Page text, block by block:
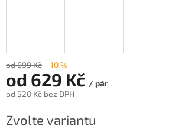
od 699 Kč –10 %
od 629 Kč / pár
od 520 Kč bez DPH
cena:
Zvolte variantu